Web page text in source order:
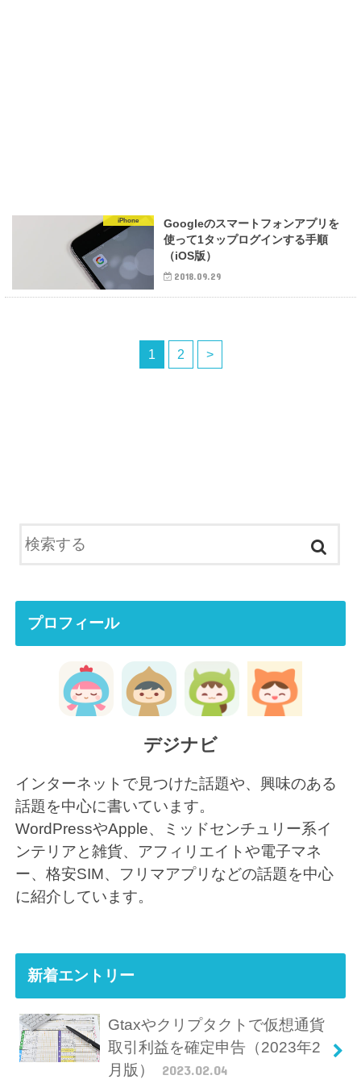
iPhone
Googleのスマートフォンアプリを
使って1タップログインする手順
（iOS版）
2018.09.29
1 2 >
プロフィール
デジナビ
インターネットで見つけた話題や、興味のある
話題を中心に書いています。
WordPressやApple、ミッドセンチュリー系イ
ンテリアと雑貨、アフィリエイトや電子マネ
ー、格安SIM、フリマアプリなどの話題を中心
に紹介しています。
新着エントリー
Gtaxやクリプタクトで仮想通貨
取引利益を確定申告（2023年2
月版）
2023.02.04